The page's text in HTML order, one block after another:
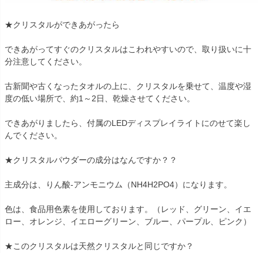
★クリスタルができあがったら
できあがってすぐのクリスタルはこわれやすいので、取り扱いに十
分注意してください。
古新聞や古くなったタオルの上に、クリスタルを乗せて、温度や湿
度の低い場所で、約1～2日、乾燥させてください。
できあがりましたら、付属のLEDディスプレイライトにのせて楽し
んでください。
★クリスタルパウダーの成分はなんですか？？
主成分は、りん酸-アンモニウム（NH4H2PO4）になります。
色は、食品用色素を使用しております。（レッド、グリーン、イエ
ロー、オレンジ、イエローグリーン、ブルー、パープル、ピンク）
★このクリスタルは天然クリスタルと同じですか？